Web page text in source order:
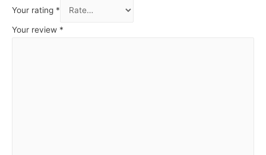
Your rating *
Your review *